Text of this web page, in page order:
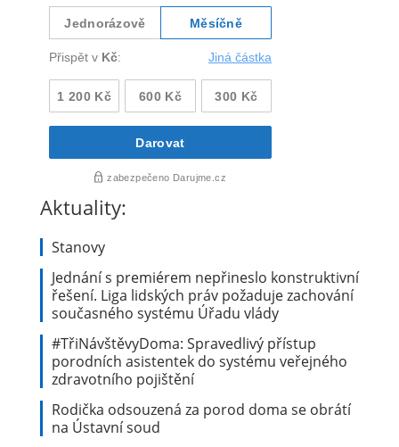
Aktuality:
Stanovy
Jednání s premiérem nepřineslo konstruktivní
řešení. Liga lidských práv požaduje zachování
současného systému Úřadu vlády
#TřiNávštěvyDoma: Spravedlivý přístup
porodních asistentek do systému veřejného
zdravotního pojištění
Rodička odsouzená za porod doma se obrátí
na Ústavní soud